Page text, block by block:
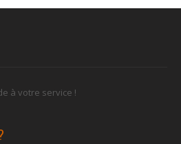
à votre service !